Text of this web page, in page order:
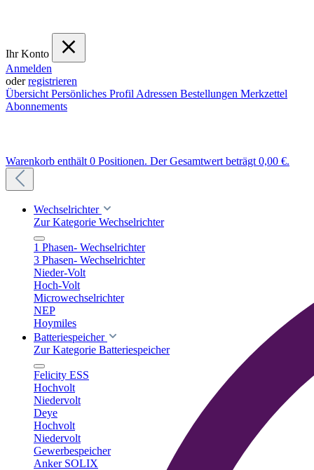
Ihr Konto
Anmelden
oderregistrieren
Übersicht Persönliches Profil Adressen Bestellungen Merkzettel
Abonnements
Warenkorb enthält 0 Positionen. Der Gesamtwert beträgt 0,00 €.
Wechselrichter
Zur Kategorie Wechselrichter
1 Phasen- Wechselrichter
3 Phasen- Wechselrichter
Nieder-Volt
Hoch-Volt
Microwechselrichter
NEP
Hoymiles
Batteriespeicher
Zur Kategorie Batteriespeicher
Felicity ESS
Hochvolt
Niedervolt
Deye
Hochvolt
Niedervolt
Gewerbespeicher
Anker SOLIX